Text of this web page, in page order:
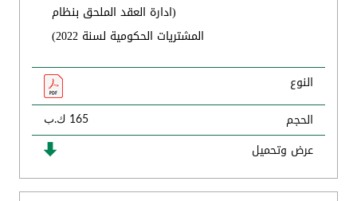
(ادارة العقد الملحق بنظام
المشتريات الحكومية لسنة 2022)
النوع
الحجم
165 ك.ب
عرض وتحميل